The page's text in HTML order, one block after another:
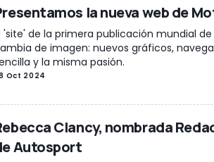
la nueva web de
'site' de la primera publicación mundial
de imagen: nuevos gráficos,
y la misma pasión.
Oct 2024
Clancy, nombrada
Autosport